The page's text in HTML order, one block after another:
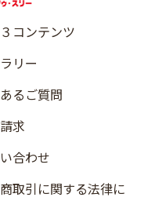
コンテンツ
リー
るご質問
求
合わせ
取引に関する法律に